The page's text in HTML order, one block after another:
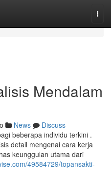
Mendalam
News
Discuss
beberapa individu terkini .
detail mengenai cara kerja
keunggulan utama dari
49584729/topansakti-